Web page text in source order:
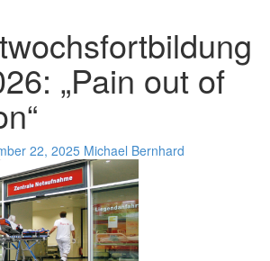
„Pain out of
22, 2025 Michael Bernhard